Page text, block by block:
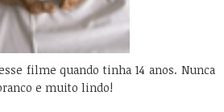
filme quando tinha 14 anos. Nunca
e muito lindo!